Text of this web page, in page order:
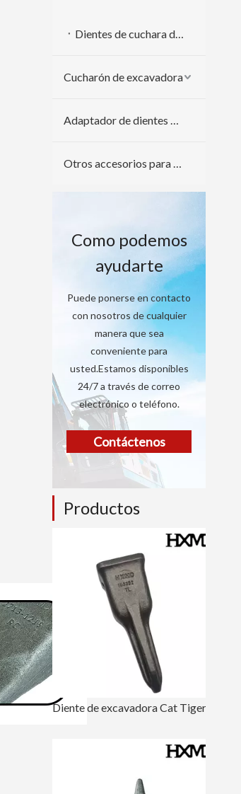
Dientes de cuchara de otras marcas
Cucharón de excavadora
Adaptador de dientes de cuchara
Otros accesorios para excavadoras
Como podemos
ayudarte
Puede ponerse en contacto
con nosotros de cualquier
manera que sea
conveniente para
usted.Estamos disponibles
24/7 a través de correo
electrónico o teléfono.
Contáctenos
Productos